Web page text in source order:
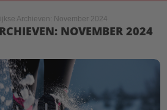
Archieven: November 2024
NOVEMBER 2024